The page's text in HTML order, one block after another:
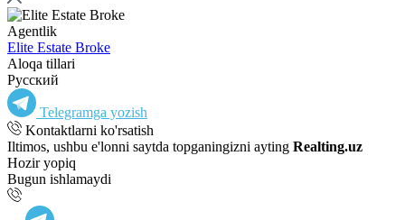
Agentlik
Elite Estate Broke
Aloqa tillari
Русский
Telegramga yozish
Kontaktlarni ko'rsatish
Iltimos, ushbu e'lonni saytda topganingizni ayting Realting.uz
Hozir yopiq
Bugun ishlamaydi